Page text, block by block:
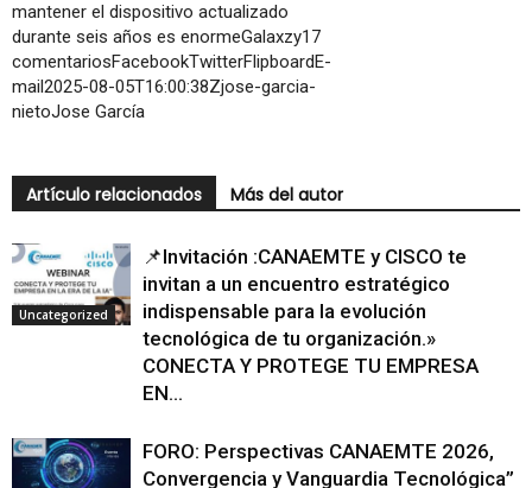
mantener el dispositivo actualizado
durante seis años es enormeGalaxzy17
comentariosFacebookTwitterFlipboardE-
mail2025-08-05T16:00:38Zjose-garcia-
nietoJose García
Artículo relacionados Más del autor
Uncategorized
📌Invitación :CANAEMTE y CISCO te
invitan a un encuentro estratégico
indispensable para la evolución
tecnológica de tu organización.»
CONECTA Y PROTEGE TU EMPRESA
EN...
FORO: Perspectivas CANAEMTE 2026,
Convergencia y Vanguardia Tecnológica”